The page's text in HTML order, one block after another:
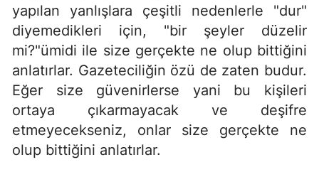
yapılan yanlışlara çeşitli nedenlerle "dur"
diyemedikleri için, "bir şeyler düzelir
mi?"ümidi ile size gerçekte ne olup bittiğini
anlatırlar. Gazeteciliğin özü de zaten budur.
Eğer size güvenirlerse yani bu kişileri
ortaya çıkarmayacak ve deşifre
etmeyecekseniz, onlar size gerçekte ne
olup bittiğini anlatırlar.